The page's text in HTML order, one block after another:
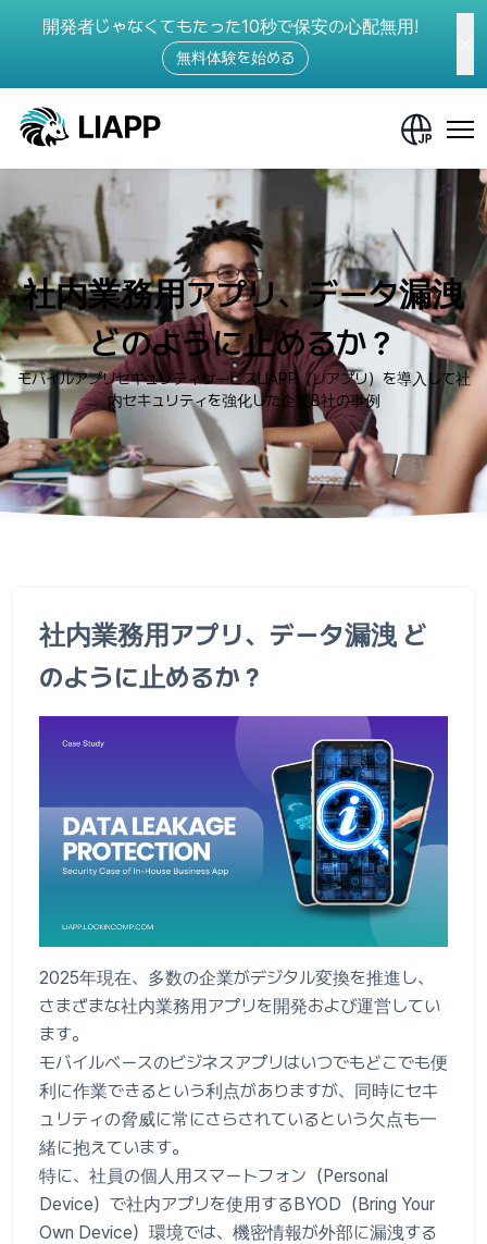
開発者じゃなくてもたった10秒で保安の心配無用!
無料体験を始める
社内業務用アプリ、データ漏洩
どのように止めるか？
モバイルアプリセキュリティサービスLIAPP（リアプリ）を導入して社
内セキュリティを強化した企業B社の事例
社内業務用アプリ、データ漏洩 ど
のように止めるか？
2025年現在、多数の企業がデジタル変換を推進し、
さまざまな社内業務用アプリを開発および運営してい
ます。
モバイルベースのビジネスアプリはいつでもどこでも便
利に作業できるという利点がありますが、同時にセキ
ュリティの脅威に常にさらされているという欠点も一
緒に抱えています。
特に、社員の個人用スマートフォン（Personal
Device）で社内アプリを使用するBYOD（Bring Your
Own Device）環境では、機密情報が外部に漏洩する